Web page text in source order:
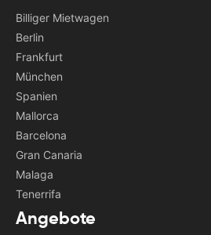
Billiger Mietwagen
Berlin
Frankfurt
München
Spanien
Mallorca
Barcelona
Gran Canaria
Malaga
Tenerrifa
Angebote